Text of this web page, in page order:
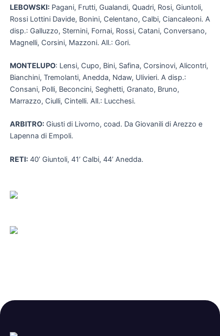
LEBOWSKI: Pagani, Frutti, Gualandi, Quadri, Rosi, Giuntoli,
Rossi Lottini Davide, Bonini, Celentano, Calbi, Ciancaleoni. A
disp.: Galluzzo, Sternini, Fornai, Rossi, Catani, Conversano,
Magnelli, Corsini, Mazzoni. All.: Gori.
MONTELUPO: Lensi, Cupo, Bini, Safina, Corsinovi, Alicontri,
Bianchini, Tremolanti, Anedda, Ndaw, Ulivieri. A disp.:
Consani, Polli, Beconcini, Seghetti, Granato, Bruno,
Marrazzo, Ciulli, Cintelli. All.: Lucchesi.
ARBITRO: Giusti di Livorno, coad. Da Giovanili di Arezzo e
Lapenna di Empoli.
RETI: 40’ Giuntoli, 41’ Calbi, 44’ Anedda.